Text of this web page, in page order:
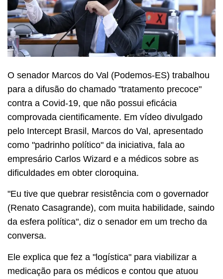
O senador Marcos do Val (Podemos-ES) trabalhou
para a difusão do chamado "tratamento precoce"
contra a Covid-19, que não possui eficácia
comprovada cientificamente. Em vídeo divulgado
pelo Intercept Brasil, Marcos do Val, apresentado
como "padrinho político" da iniciativa, fala ao
empresário Carlos Wizard e a médicos sobre as
dificuldades em obter cloroquina.
"Eu tive que quebrar resistência com o governador
(Renato Casagrande), com muita habilidade, saindo
da esfera política", diz o senador em um trecho da
conversa.
Ele explica que fez a "logística" para viabilizar a
medicação para os médicos e contou que atuou